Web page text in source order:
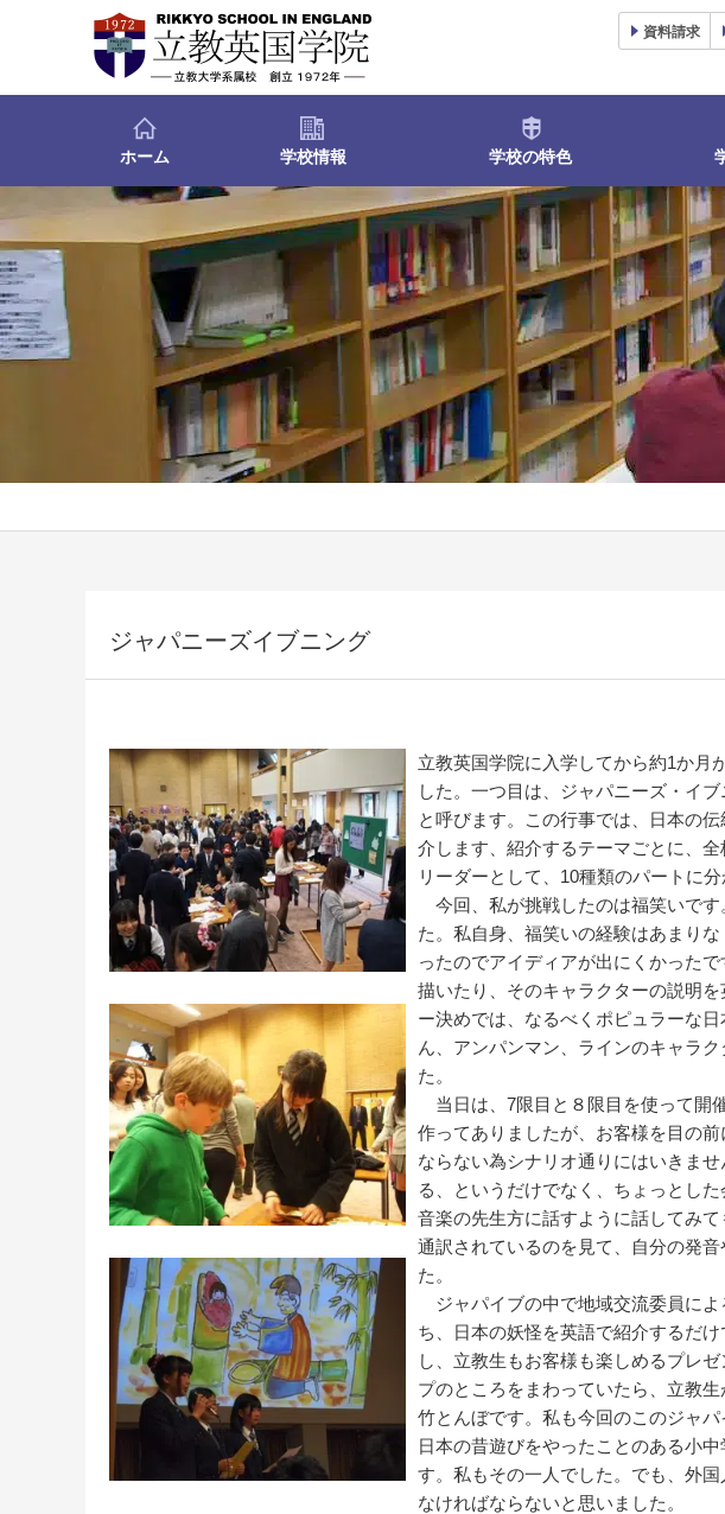
資料請求
ホーム 学校情報 学校の特色
ジャパニーズイブニング
立教英国学院に入学してから約1か月
した。一つ目は、ジャパニーズ・イ
と呼びます。この行事では、日本の
介します、紹介するテーマごとに、
リーダーとして、10種類のパートに分
今回、私が挑戦したのは福笑いです
た。私自身、福笑いの経験はあまり
ったのでアイディアが出にくかった
描いたり、そのキャラクターの説明
ー決めでは、なるべくポピュラーな
ん、アンパンマン、ラインのキャラ
た。
当日は、7限目と８限目を使って開
作ってありましたが、お客様を目の
ならない為シナリオ通りにはいきま
る、というだけでなく、ちょっとし
音楽の先生方に話すように話してみ
通訳されているのを見て、自分の発
た。
ジャパイブの中で地域交流委員に
ち、日本の妖怪を英語で紹介するだ
し、立教生もお客様も楽しめるプレ
プのところをまわっていたら、立教
竹とんぼです。私も今回のこのジャ
日本の昔遊びをやったことのある小
す。私もその一人でした。でも、外
なければならないと思いました。